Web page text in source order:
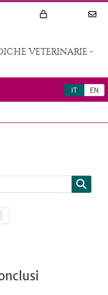
VETERINARIE -
IT EN